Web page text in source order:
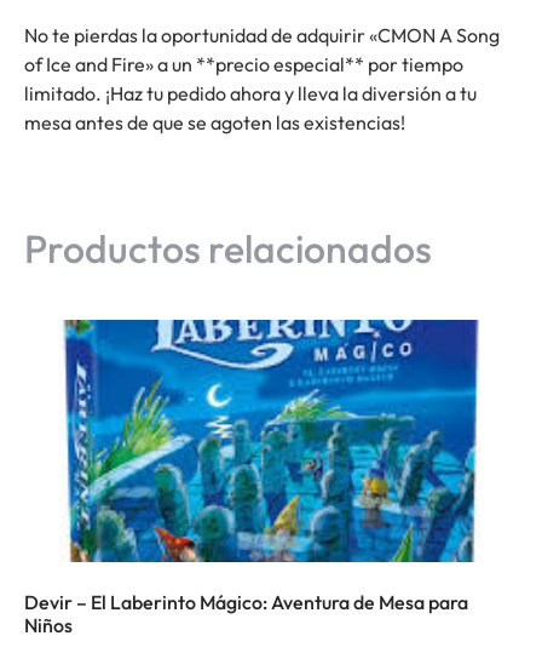
No te pierdas la oportunidad de adquirir «CMON A Song
of Ice and Fire» a un **precio especial** por tiempo
limitado. ¡Haz tu pedido ahora y lleva la diversión a tu
mesa antes de que se agoten las existencias!
Productos relacionados
Devir – El Laberinto Mágico: Aventura de Mesa para
Niños